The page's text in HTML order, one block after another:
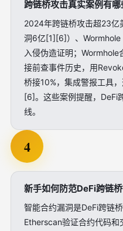
跨链桥攻击真实案例有哪
2024年跨链桥攻击超23亿
洞6亿[1][6]）、
入侵伪造证明；
接前查事件历史，用
桥接10%，集成警报工具
[6]。这些案例提醒，DeFi
线。
4
新手如何防范DeFi跨链桥
智能合约漏洞是DeFi跨链
Etherscan验证合约代码